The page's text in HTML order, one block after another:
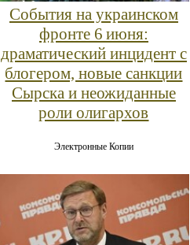
События на украинском
фронте 6 июня:
драматический инцидент с
блогером, новые санкции
Сырска и неожиданные
роли олигархов
Электронные Копии